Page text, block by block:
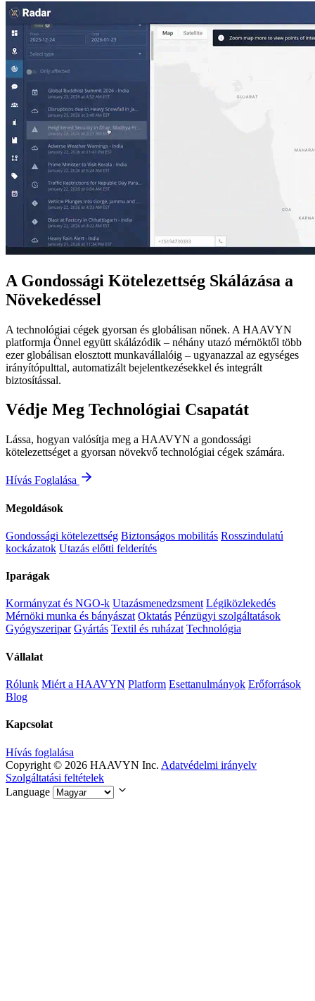
A Gondossági Kötelezettség Skálázása a
Növekedéssel
A technológiai cégek gyorsan és globálisan nőnek. A HAAVYN
platformja Önnel együtt skálázódik – néhány utazó mérnöktől több
ezer globálisan elosztott munkavállalóig – ugyanazzal az egységes
irányítópulttal, automatizált bejelentkezésekkel és integrált
biztosítással.
Védje Meg Technológiai Csapatát
Lássa, hogyan valósítja meg a HAAVYN a gondossági
kötelezettséget a gyorsan növekvő technológiai cégek számára.
Hívás Foglalása
Megoldások
Gondossági kötelezettség Biztonságos mobilitás Rosszindulatú
kockázatok Utazás előtti felderítés
Iparágak
Kormányzat és NGO-k Utazásmenedzsment Légiközlekedés
Mérnöki munka és bányászat Oktatás Pénzügyi szolgáltatások
Gyógyszeripar Gyártás Textil és ruházat Technológia
Vállalat
Rólunk Miért a HAAVYN Platform Esettanulmányok Erőforrások
Blog
Kapcsolat
Hívás foglalása
Copyright © 2026 HAAVYN Inc. Adatvédelmi irányelv
Szolgáltatási feltételek
Language